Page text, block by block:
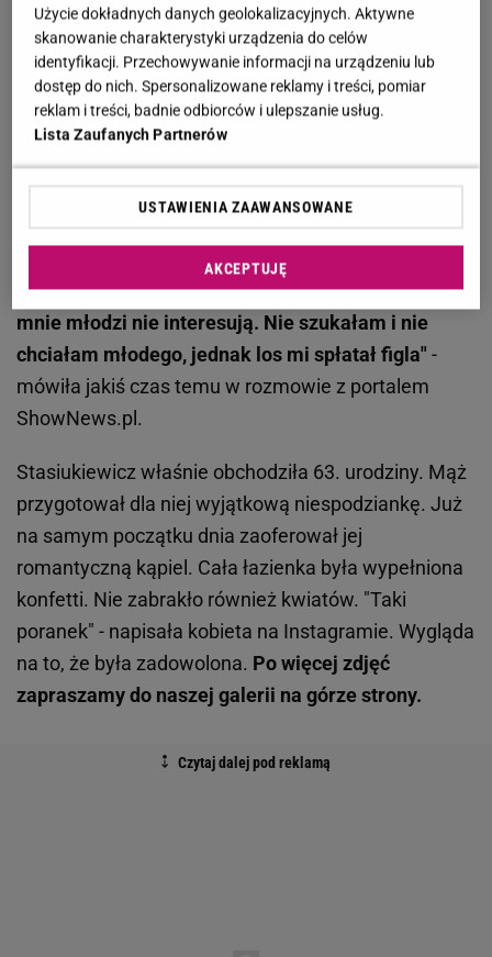
Ukochany mamy Agnieszki Włodarczyk nazywa się
Nader. Mężczyzna poznał swoją żonę na
Facebooku. Sama Anna Stasiukiewicz
wytłumaczyła, jak wyglądała ich pierwsza
interakcja. Okazało się, że obcokrajowiec wyróżnił
się na tle innych kandydatów. "Wiadomość od niego
leżała w spamie, jak pięćdziesiąt innych od
starających się i piszących do mnie komplementy
mężczyzn. Nader też pisał, ale ja odpisywałam, że
mnie młodzi nie interesują. Nie szukałam i nie
chciałam młodego, jednak los mi spłatał figla" -
mówiła jakiś czas temu w rozmowie z portalem
ShowNews.pl.
Stasiukiewicz właśnie obchodziła 63. urodziny. Mąż
przygotował dla niej wyjątkową niespodziankę. Już
na samym początku dnia zaoferował jej
romantyczną kąpiel. Cała łazienka była wypełniona
konfetti. Nie zabrakło również kwiatów. "Taki
poranek" - napisała kobieta na Instagramie. Wygląda
na to, że była zadowolona. Po więcej zdjęć
zapraszamy do naszej galerii na górze strony.
Użycie dokładnych danych geolokalizacyjnych. Aktywne
skanowanie charakterystyki urządzenia do celów
identyfikacji. Przechowywanie informacji na urządzeniu lub
dostęp do nich. Spersonalizowane reklamy i treści, pomiar
reklam i treści, badnie odbiorców i ulepszanie usług.
Lista Zaufanych Partnerów
USTAWIENIA ZAAWANSOWANE
AKCEPTUJĘ